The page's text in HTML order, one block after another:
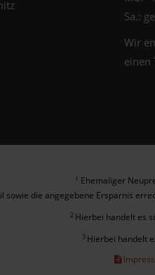
Sa.:
Wir
einen
1 Ehemaliger
sowie die angegebene Ersparnis
2 Hierbei handelt es
3 Hierbei handelt